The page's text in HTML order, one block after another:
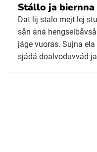
Stállo ja
Dat lij stalo mejt lej
sån áná
jáge vuoras. Sujna
sjádá doalvoduvvád